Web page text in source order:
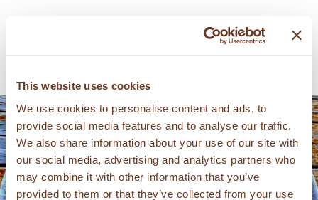
This website uses cookies
We use cookies to personalise content and ads, to
provide social media features and to analyse our traffic.
We also share information about your use of our site with
our social media, advertising and analytics partners who
may combine it with other information that you’ve
provided to them or that they’ve collected from your use